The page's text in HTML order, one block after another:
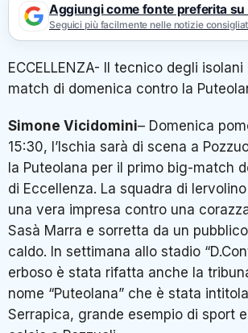
Aggiungi come fonte preferita su
Seguici più facilmente nelle notizie
ECCELLENZA- Il tecnico degli
match di domenica contro la
Simone Vicidomini– Domenica
15:30, l’Ischia sarà di scena a
la Puteolana per il primo big-match
di Eccellenza. La squadra di
una vera impresa contro una
Sasà Marra e sorretta da un
caldo. In settimana allo stadio
erboso è stata rifatta anche la
nome “Puteolana” che è stata
Serrapica, grande esempio di sport